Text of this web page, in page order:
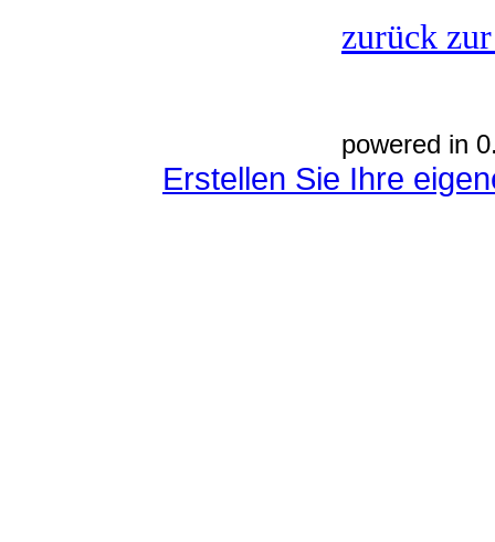
zurück
powered in
Erstellen Sie Ihre